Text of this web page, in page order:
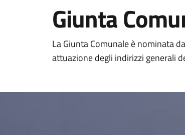
Giunta
La Giunta Comunale è nominata
attuazione degli indirizzi generali